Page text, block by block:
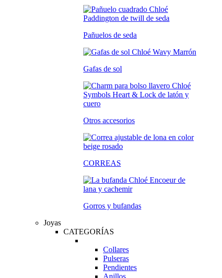
Pañuelos de seda
Gafas de sol
Otros accesorios
CORREAS
Gorros y bufandas
Joyas
CATEGORÍAS
Collares
Pulseras
Pendientes
Anillos